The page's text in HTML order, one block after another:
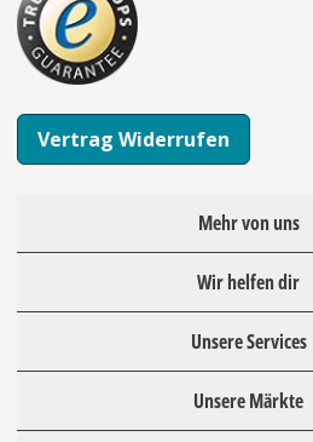
Vertrag Widerrufen
Mehr von uns
Wir helfen dir
Unsere Services
Unsere Märkte